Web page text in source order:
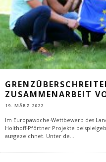
ZUSAMMENARBEIT
19. MÄRZ 2022
Im Europawoche-Wettbewerb des
Holthoff-Pförtner Projekte
ausgezeichnet. Unter de...